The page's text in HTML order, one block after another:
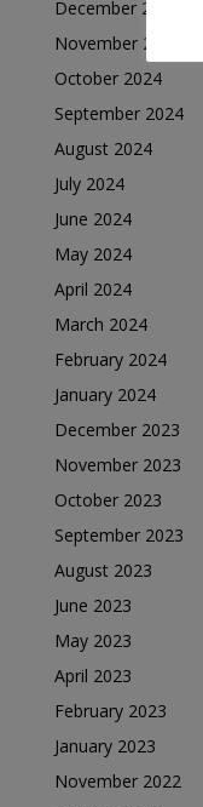
December 2024
November 2024
October 2024
September 2024
August 2024
July 2024
June 2024
May 2024
April 2024
March 2024
February 2024
January 2024
December 2023
November 2023
October 2023
September 2023
August 2023
June 2023
May 2023
April 2023
February 2023
January 2023
November 2022